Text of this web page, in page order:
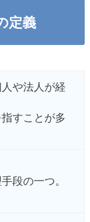
定義
や法人が経
すことが多
段の一つ。